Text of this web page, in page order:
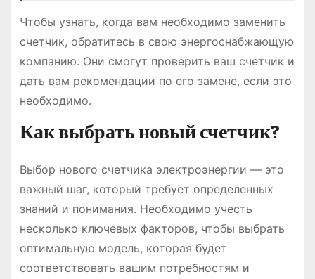
Чтобы узнать, когда вам необходимо заменить
счетчик, обратитесь в свою энергоснабжающую
компанию. Они смогут проверить ваш счетчик и
дать вам рекомендации по его замене, если это
необходимо.
Как выбрать новый счетчик?
Выбор нового счетчика электроэнергии — это
важный шаг, который требует определенных
знаний и понимания. Необходимо учесть
несколько ключевых факторов, чтобы выбрать
оптимальную модель, которая будет
соответствовать вашим потребностям и